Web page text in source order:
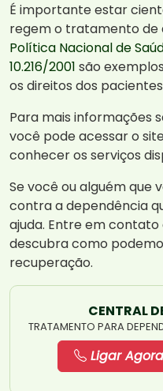
É importante estar
regem o tratamento de
Política Nacional de
10.216/2001 são
os direitos dos
Para mais informações
você pode acessar o
conhecer os serviços
Se você ou alguém que
contra a dependência
ajuda. Entre em contato
descubra como
recuperação.
CENTRAL
TRATAMENTO PARA
Ligar Agora